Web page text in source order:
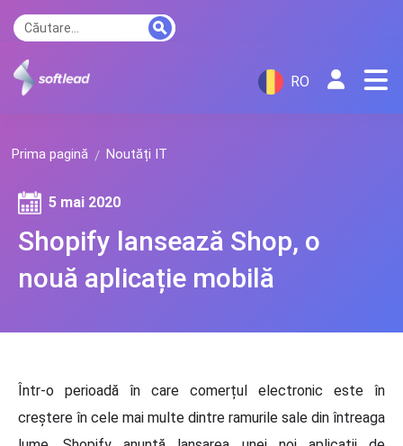
RO
Prima pagină Noutăți IT
Shopify lansează Shop, o
nouă aplicație mobilă
5 mai 2020
Într-o perioadă în care comerțul electronic este în
creștere în cele mai multe dintre ramurile sale din întreaga